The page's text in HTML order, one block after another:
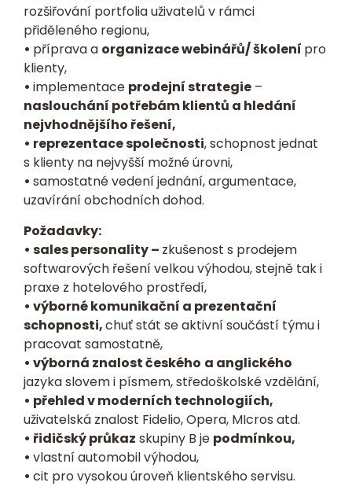
rozšiřování portfolia uživatelů v rámci
přiděleného regionu,
• příprava a organizace webinářů/ školení pro
klienty,
• implementace prodejní strategie –
naslouchání potřebám klientů a hledání
nejvhodnějšího řešení,
• reprezentace společnosti, schopnost jednat
s klienty na nejvyšší možné úrovni,
• samostatné vedení jednání, argumentace,
uzavírání obchodních dohod.
Požadavky:
• sales personality – zkušenost s prodejem
softwarových řešení velkou výhodou, stejně tak i
praxe z hotelového prostředí,
• výborné komunikační a prezentační
schopnosti,chuť stát se aktivní součástí týmu i
pracovat samostatně,
• výborná znalost českého a anglického
jazyka slovem i písmem, středoškolské vzdělání,
• přehled v moderních technologiích,
uživatelská znalost Fidelio, Opera, MIcros atd.
• řidičský průkaz skupiny B je podmínkou,
• vlastní automobil výhodou,
• cit pro vysokou úroveň klientského servisu.